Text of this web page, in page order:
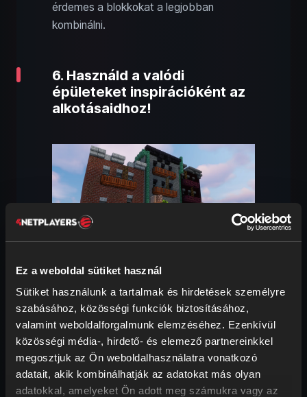
Ez a weboldal sütiket használ
Sütiket használunk a tartalmak és hirdetések személyre
szabásához, közösségi funkciók biztosításához,
valamint weboldalforgalmunk elemzéséhez. Ezenkívül
közösségi média-, hirdető- és elemező partnereinkkel
megosztjuk az Ön weboldalhasználatra vonatkozó
adatait, akik kombinálhatják az adatokat más olyan
adatokkal, amelyeket Ön adott meg számukra vagy az
érdemes a blokkokat a legjobban
kombinálni.
6. Használd a valódi
épületeket inspirációként az
alkotásaidhoz!
életből is meríthetsz inspirációt. Készíts
fotókat érdekes épületekről vagy tájakról,
és valósítsd meg őket a Minecraft-
világodban. Ez nem csak a
kreativitásodat serkenti, hanem segít a
valódi építészet Minecraftba